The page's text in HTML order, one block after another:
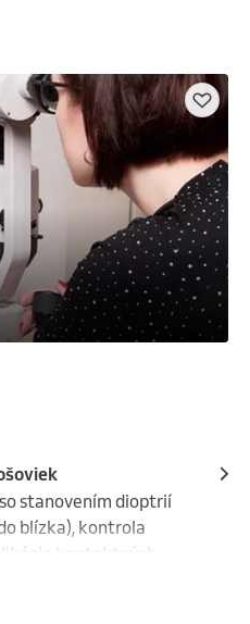
stanovením dioptrií
blízka), kontrola
kontaktných
po týždni nosenia je v